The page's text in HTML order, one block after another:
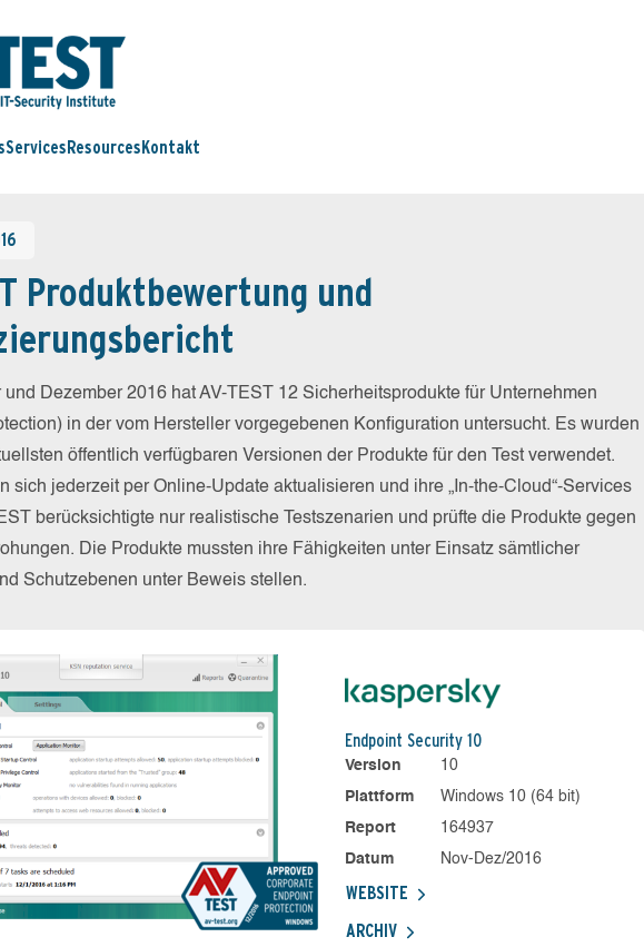
Services Resources Kontakt
Produktbewertung und
und Dezember 2016 hat AV-TEST 12 Sicherheitsprodukte für Unternehmen
in der vom Hersteller vorgegebenen Konfiguration untersucht. Es wurden
öffentlich verfügbaren Versionen der Produkte für den Test verwendet.
sich jederzeit per Online-Update aktualisieren und ihre „In-the-Cloud“-Services
berücksichtigte nur realistische Testszenarien und prüfte die Produkte gegen
Die Produkte mussten ihre Fähigkeiten unter Einsatz sämtlicher
Schutzebenen unter Beweis stellen.
Endpoint Security 10
Version
10
Plattform
Windows 10 (64 bit)
Report
164937
Datum
Nov-Dez/2016
WEBSITE
ARCHIV